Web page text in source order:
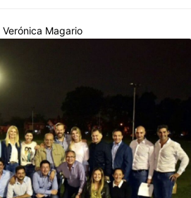
Verónica Magario